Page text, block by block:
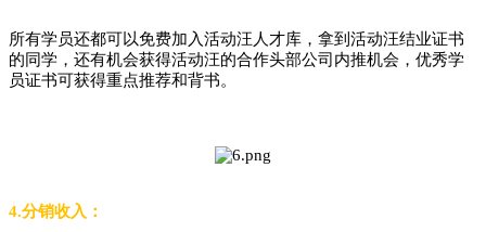
所有学员还都可以免费加入活动汪人才库，拿到活动汪结业证书
的同学，还有机会获得活动汪的合作头部公司内推机会，优秀学
员证书可获得重点推荐和背书。
4.分销收入：